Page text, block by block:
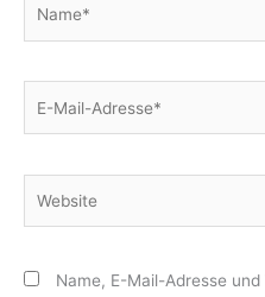
Mail-
Name, E-Mail-Adresse